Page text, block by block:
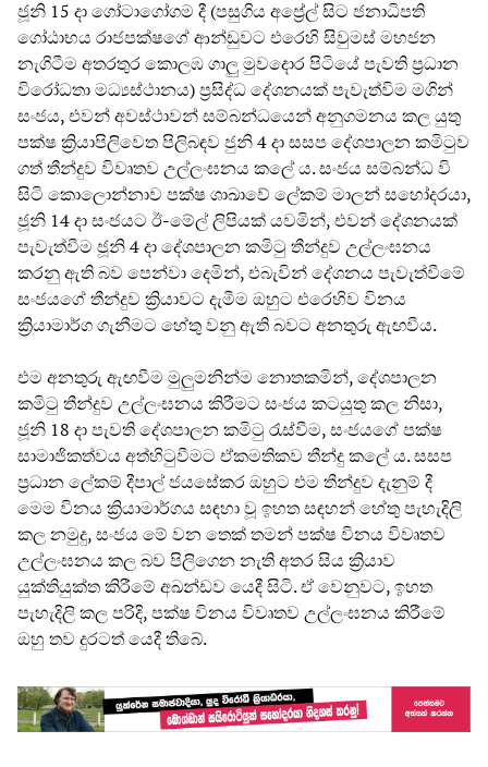
ජූනි 15 දා ගෝටාගෝගම දී (පසුගිය අප්‍රේල් සිට ජනාධිපති
ගෝඨාභය රාජපක්ෂගේ ආන්ඩුවට එරෙහි සිවුමස් මහජන
නැගිටීම අතරතුර කොලඹ ගාලු මුවදොර පිටියේ පැවති ප්‍රධාන
විරෝධතා මධ්‍යස්ථානය) ප්‍රසිද්ධ දේශනයක් පැවැත්විම මගින්
සංජය, එවන් අවස්ථාවන් සම්බන්ධයෙන් අනුගමනය කල යුතු
පක්ෂ ක්‍රියාපිලිවෙත පිලිබඳව ජුනි 4 දා සසප දේශපාලන කමිටුව
ගත් තීන්දුව විවෘතව උල්ලංඝනය කලේ ය. සංජය සම්බන්ධ වි
සිටි කොලොන්නාව පක්ෂ ශාඛාවේ ලේකම් මාලන් සහෝදරයා,
ජූනි 14 දා සංජයට ඊ-මේල් ලිපියක් යවමින්, එවන් දේශනයක්
පැවැත්වීම ජූනි 4 දා දේශපාලන කමිටු තීන්දුව උල්ලංඝනය
කරනු ඇති බව පෙන්වා දෙමින්, එබැවින් දේශනය පැවැත්වීමේ
සංජයගේ තීන්දුව ක්‍රියාවට දැමීම ඔහුට එරෙහිව විනය
ක්‍රියාමාර්ග ගැනීමට හේතු වනු ඇති බවට අනතුරු ඇඟවීය.
එම අනතුරු ඇඟවීම මුලුමනින්ම නොතකමින්, දේශපාලන
කමිටු තීන්දුව උල්ලංඝනය කිරීමට සංජය කටයුතු කල නිසා,
ජූනි 18 දා පැවති දේශපාලන කමිටු රැස්වීම, සංජයගේ පක්ෂ
සාමාජිකත්වය අත්හිටුවීමට ඒකමතිකව තීන්දු කලේ ය. සසප
ප්‍රධාන ලේකම් දීපාල් ජයසේකර ඔහුට එම තීන්දුව දැනුම් දී
මෙම විනය ක්‍රියාමාර්ගය සඳහා වූ ඉහත සඳහන් හේතු පැහැදිලි
කල නමුදු, සංජය මේ වන තෙක් තමන් පක්ෂ විනය විවෘතව
උල්ලංඝනය කල බව පිලිගෙන නැති අතර සිය ක්‍රියාව
යුක්තියුක්ත කිරීමේ අඛන්ඩව යෙදී සිටි. ඒ වෙනුවට, ඉහත
පැහැදිලි කල පරිදි, පක්ෂ විනය විවෘතව උල්ලංඝනය කිරීමේ
ඔහු තව දුරටත් යෙදී තිබේ.